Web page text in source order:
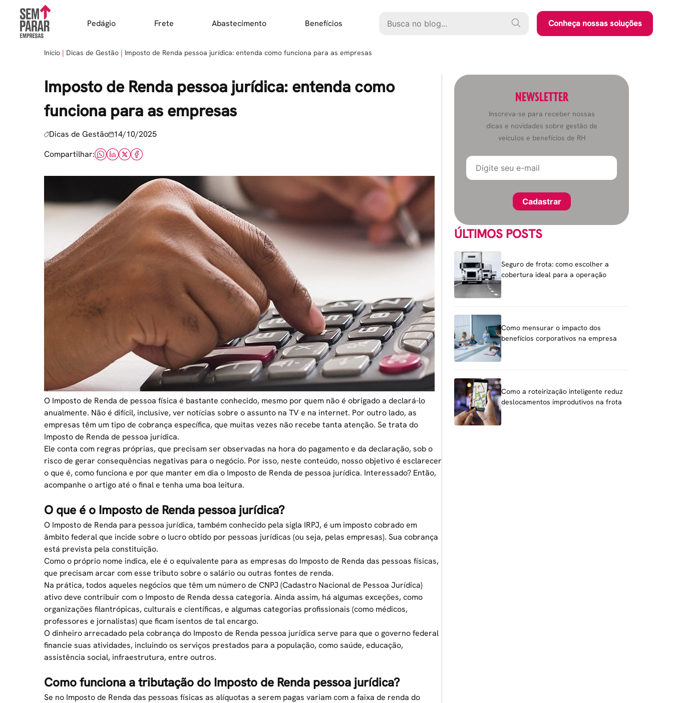
content
Pedágio Frete Abastecimento Benefícios Conheça nossas soluções
Início Dicas de Gestão Imposto de Renda pessoa jurídica: entenda como funciona para as empresas
Imposto de Renda pessoa jurídica: entenda como
funciona para as empresas
Dicas de Gestão 14/10/2025
Compartilhar:
O Imposto de Renda de pessoa física é bastante conhecido, mesmo por quem não é obrigado a declará-lo
anualmente. Não é difícil, inclusive, ver notícias sobre o assunto na TV e na internet. Por outro lado, as
empresas têm um tipo de cobrança específica, que muitas vezes não recebe tanta atenção. Se trata do
Imposto de Renda de pessoa jurídica.
Ele conta com regras próprias, que precisam ser observadas na hora do pagamento e da declaração,sob o
risco de gerar consequências negativas para o negócio. Por isso, neste conteúdo, nosso objetivo é esclarecer
o que é, como funciona e por que manter em dia o Imposto de Renda de pessoa jurídica. Interessado? Então,
acompanhe o artigo até o final e tenha uma boa leitura.
O que é o Imposto de Renda pessoa jurídica?
O Imposto de Renda para pessoa jurídica, também conhecido pela sigla IRPJ, é um imposto cobrado em
âmbito federal que incide sobre o lucro obtido por pessoas jurídicas (ou seja, pelas empresas). Sua cobrança
está prevista pela constituição.
Como o próprio nome indica, ele é o equivalente para as empresas do Imposto de Renda das pessoas físicas,
que precisam arcar com esse tributo sobre o salário ou outras fontes de renda.
Na prática, todos aqueles negócios que têm um número de CNPJ (Cadastro Nacional de Pessoa Jurídica)
ativo deve contribuir com o Imposto de Renda dessa categoria. Ainda assim, há algumas exceções, como
organizações filantrópicas, culturais e científicas, e algumas categorias profissionais (como médicos,
professores e jornalistas) que ficam isentos de talencargo.
O dinheiro arrecadado pela cobrança do Imposto de Renda pessoa jurídica serve para que o governo federal
financie suas atividades, incluindo os serviços prestados para a população, como saúde, educação,
assistência social, infraestrutura, entre outros.
Como funciona a tributação do Imposto de Renda pessoa jurídica?
Se no Imposto de Renda das pessoas físicas as alíquotas a serem pagas variam com a faixa de renda do
NEWSLETTER
Inscreva-se para receber nossas
dicas e novidades sobre gestão de
veículos e benefícios de RH
ÚLTIMOS POSTS
Seguro de frota: como escolher a
cobertura ideal para a operação
Como mensurar o impacto dos
benefícios corporativos na empresa
Como a roteirização inteligente reduz
deslocamentos improdutivos na frota